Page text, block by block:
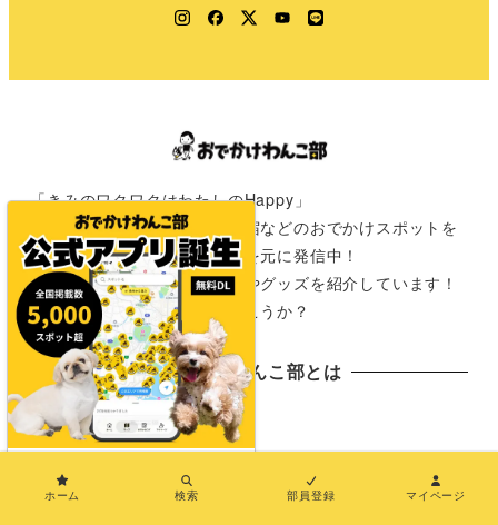
Instagram
Facebook
TwitterYouTube
LINE
「きみのワクワクはわたしのHappy」
愛犬と一緒に行けるカフェや宿などのおでかけスポットを
全国の飼い主さんからの情報を元に発信中！
おでかけが楽しみになる情報やグッズを紹介しています！
さぁ次は君と一緒にどこに行こうか？
おでかけわんこ部とは
おでかけわんこ部とは
おでわんMAP
ホーム 検索 部員登録 マイページ